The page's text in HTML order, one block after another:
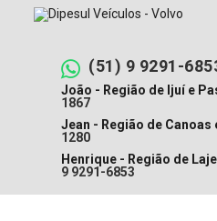
(51) 9 9291-
João - Região de Ijuí e
1867
Jean - Região de Canoas
1280
Henrique - Região de
9 9291-6853